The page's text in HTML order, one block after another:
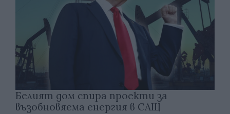
Белият дом спира проекти за
възобновяема енергия в САЩ